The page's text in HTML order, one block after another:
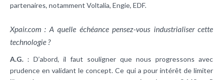
partenaires, notamment Voltalia, Engie, EDF.
Xpair.com : A quelle échéance pensez-vous industrialiser cette
technologie ?
A.G. : D’abord, il faut souligner que nous progressons avec
prudence en validant le concept. Ce qui a pour intérêt de limiter